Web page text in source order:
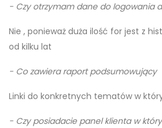
- Czy otrzymam dane do logowania
Nie , ponieważ duża ilość for jest z
od kilku lat
- Co zawiera raport podsumowujący
Linki do konkretnych tematów w
- Czy posiadacie panel klienta w